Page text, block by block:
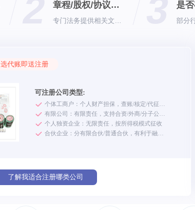
章程/股权/协议是否合理 是
选代账即送注册
可注册公司类型:
个体工商户：个人财产担保，查账/核定/代征等模式征收
有限公司：有限责任，支持合资/外商/分子公司注册
个人独资企业：无限责任，按所得税模式征收
合伙企业：分有限合伙/普通合伙，有利于融资管理
了解我适合注册哪类公司